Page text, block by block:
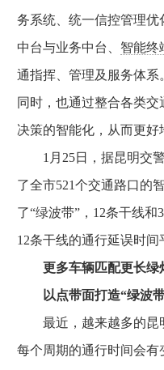
务系统、统一信控管理
中台与业务中台、 智能终
通指挥、管理及服务体
同时，也通过整合各类交
决策的智能化，从而更好
1月25日，据昆明交警
了全市521个交通路口的
了“绿波带”，12条干线和
12条干线的通行延误时间
更多车辆匹配更长绿
以点带面打造“绿波
最近，越来越多的昆
每个周期的通行时间会